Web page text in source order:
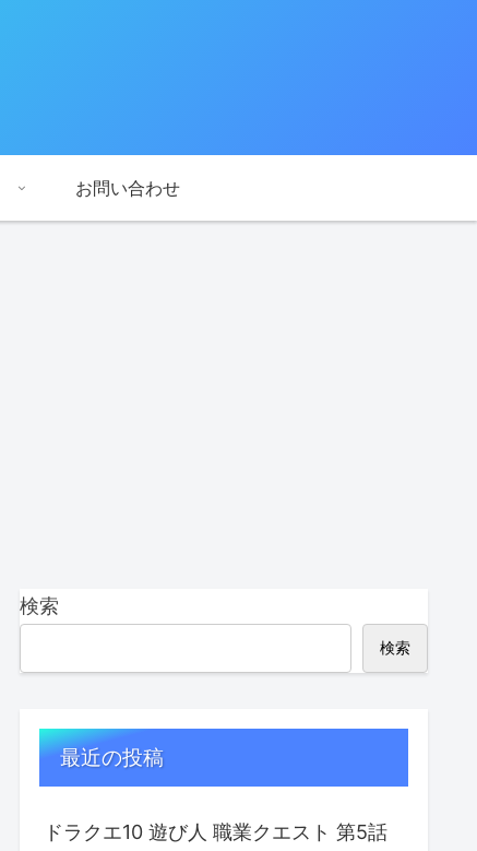
お問い合わせ
検索
検索
最近の投稿
ドラクエ10 遊び人 職業クエスト 第5話